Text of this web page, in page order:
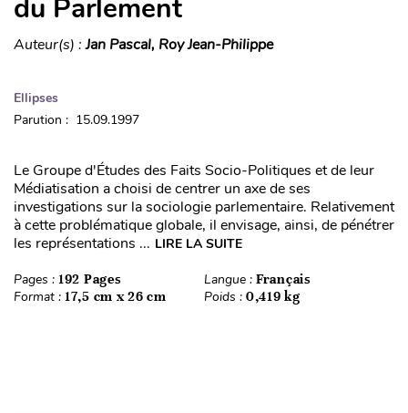
du Parlement
Auteur(s) :Jan Pascal, Roy Jean-Philippe
Ellipses
Parution : 15.09.1997
Le Groupe d'Études des Faits Socio-Politiques et de leur
Médiatisation a choisi de centrer un axe de ses
investigations sur la sociologie parlementaire. Relativement
à cette problématique globale, il envisage, ainsi, de pénétrer
les représentations ... LIRE LA SUITE
Pages : 192 Pages Langue : Français
Format : 17,5 cm x 26 cm Poids : 0,419 kg